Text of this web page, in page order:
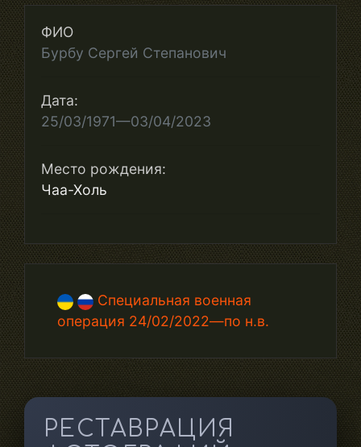
ФИО
Бурбу Сергей Степанович
Дата:
25/03/1971—03/04/2023
Место рождения:
Чаа-Холь
Специальная военная
операция 24/02/2022—по н.в.
РЕСТАВРАЦИЯ